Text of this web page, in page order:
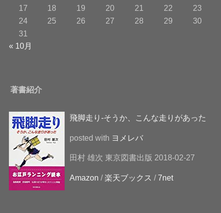
17
18 19 20 21 22
23
24
25 26 27 28 29
30
31
« 10月
著書紹介
飛脚走り-そうか、こんな走りがあった
posted with ヨメレバ
田村 雄次 東京図書出版 2018-02-27
Amazon /楽天ブックス /7net